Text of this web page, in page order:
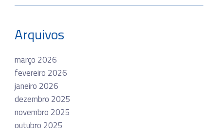
Arquivos
março 2026
fevereiro 2026
janeiro 2026
dezembro 2025
novembro 2025
outubro 2025